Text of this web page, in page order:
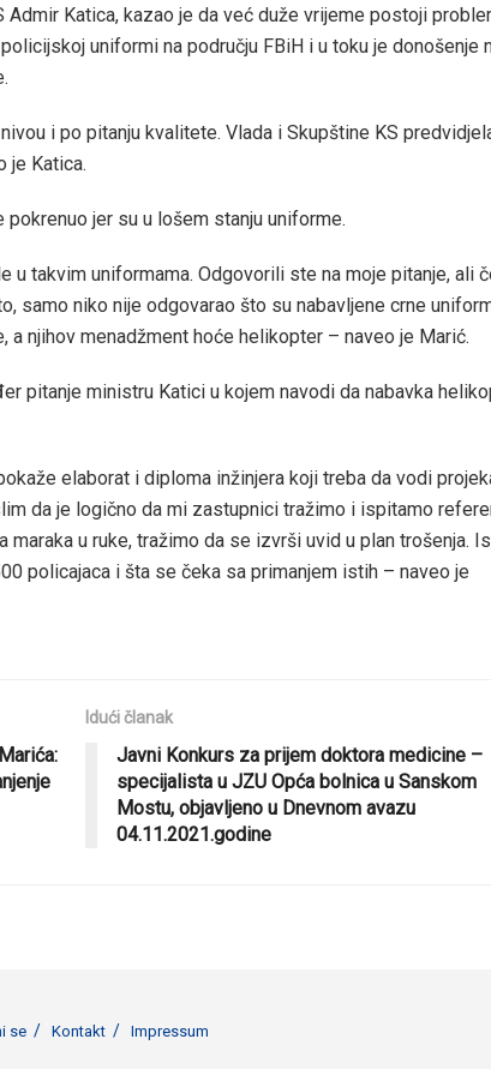
Admir Katica, kazao je da već duže vrijeme postoji
uniformi na području FBiH i u toku je donošenje
i po pitanju kvalitete. Vlada i Skupštine KS
je Katica.
jer su u lošem stanju uniforme.
u takvim uniformama. Odgovorili ste na moje pitanje, ali
samo niko nije odgovarao što su nabavljene crne
a njihov menadžment hoće helikopter – naveo je Marić.
pitanje ministru Katici u kojem navodi da nabavka
elaborat i diploma inžinjera koji treba da vodi
da je logično da mi zastupnici tražimo i ispitamo
maraka u ruke, tražimo da se izvrši uvid u plan trošenja.
policajaca i šta se čeka sa primanjem istih – naveo je
Idući članak
Javni Konkurs za prijem doktora medicine –
specijalista u JZU Opća bolnica u Sanskom
Mostu, objavljeno u Dnevnom avazu
04.11.2021.godine
se Kontakt Impressum